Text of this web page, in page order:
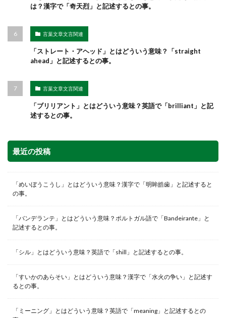
は？漢字で「奇天烈」と記述するとの事。
言葉文章文言関連
「ストレート・アヘッド」とはどういう意味？「straight
ahead」と記述するとの事。
言葉文章文言関連
「ブリリアント」とはどういう意味？英語で「brilliant」と記
述するとの事。
最近の投稿
「めいぼうこうし」とはどういう意味？漢字で「明眸皓歯」と記述すると
の事。
「バンデランテ」とはどういう意味？ポルトガル語で「Bandeirante」と
記述するとの事。
「シル」とはどういう意味？英語で「shill」と記述するとの事。
「すいかのあらそい」とはどういう意味？漢字で「水火の争い」と記述す
るとの事。
「ミーニング」とはどういう意味？英語で「meaning」と記述するとの